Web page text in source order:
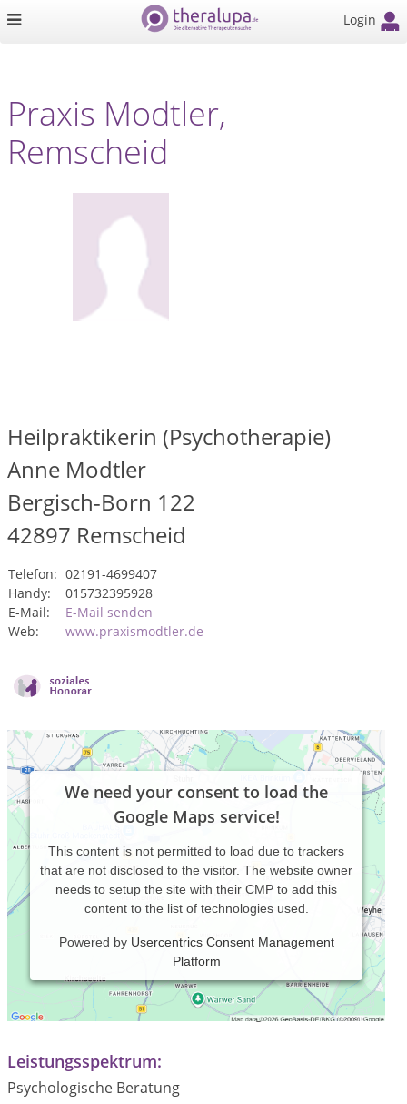
Login
Praxis Modtler,
Remscheid
Heilpraktikerin (Psychotherapie)
Anne Modtler
Bergisch-Born 122
42897 Remscheid
Telefon: 02191-4699407
Handy:
015732395928
E-Mail:
E-Mail senden
Web:
www.praxismodtler.de
We need your consent to load the
Google Maps service!
This content is not permitted to load due to trackers
that are not disclosed to the visitor. The website owner
needs to setup the site with their CMP to add this
content to the list of technologies used.
Powered by Usercentrics Consent Management
Platform
Praxiszeiten:
Termine nach telefonischer Vereinbarung
Leistungsspektrum:
Psychologische Beratung